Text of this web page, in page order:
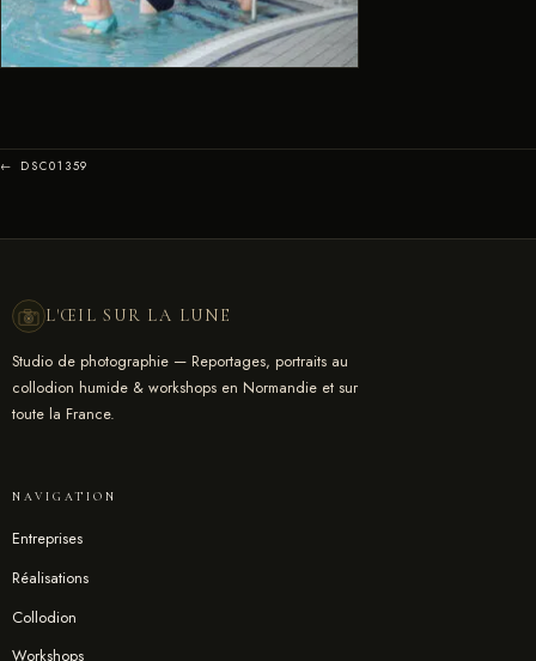
← DSC01359
L'ŒIL SUR LA LUNE
Studio de photographie — Reportages, portraits au
collodion humide & workshops en Normandie et sur
toute la France.
NAVIGATION
Entreprises
Réalisations
Collodion
Workshops